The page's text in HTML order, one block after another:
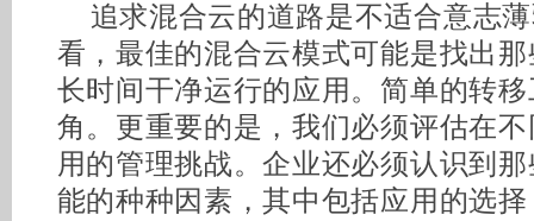
追求混合云的道路是不适合意志
看，最佳的混合云模式可能是找出
长时间干净运行的应用。简单的转
角。更重要的是，我们必须评估在
用的管理挑战。企业还必须认识到
能的种种因素，其中包括应用的选